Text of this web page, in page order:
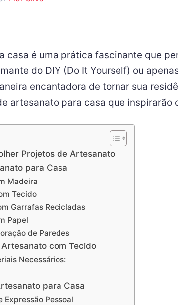
casa é uma prática fascinante que
do DIY (Do It Yourself) ou
encantadora de tornar sua
artesanato para casa que inspirarão
Projetos de Artesanato
para Casa
Madeira
Tecido
Garrafas Recicladas
Papel
de Paredes
Artesanato com Tecido
Necessários:
para Casa
Expressão Pessoal